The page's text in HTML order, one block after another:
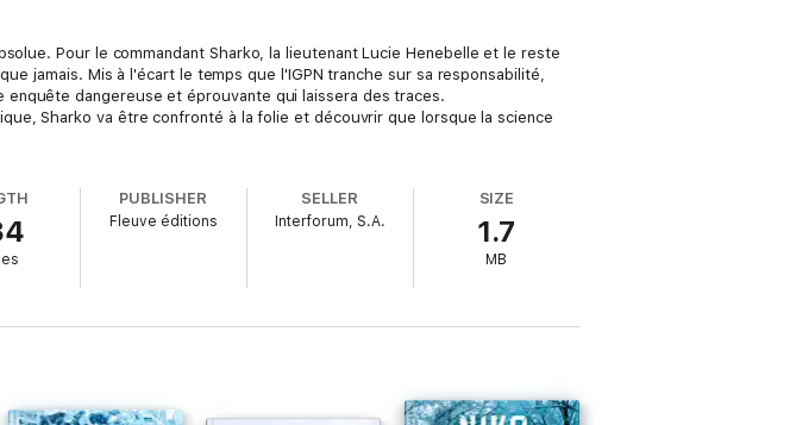
Pour le commandant Sharko, la lieutenant Lucie Henebelle et le reste
jamais. Mis à l'écart le temps que l'IGPN tranche sur sa responsabilité,
dangereuse et éprouvante qui laissera des traces.
Sharko va être confronté à la folie et découvrir que lorsque la science
PUBLISHER
Fleuve éditions
SELLER
Interforum, S.A.
SIZE
1.7
MB